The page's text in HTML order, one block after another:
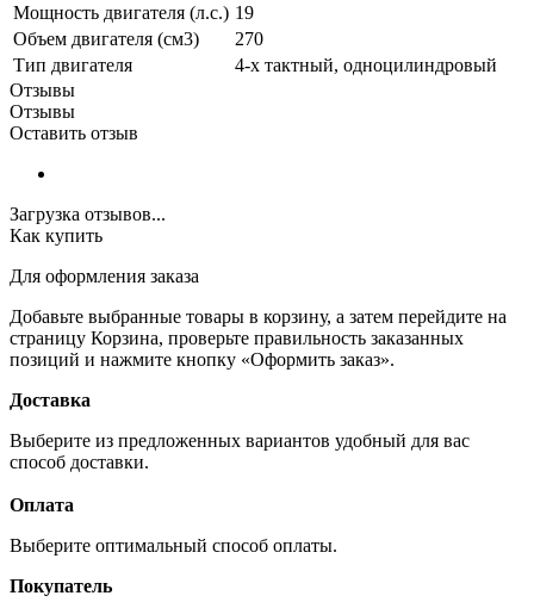
Мощность двигателя (л.с.) 19
Объем двигателя (см3)
270
Тип двигателя
4-х тактный, одноцилиндровый
Отзывы
Отзывы
Оставить отзыв
Загрузка отзывов...
Как купить
Для оформления заказа
Добавьте выбранные товары в корзину, а затем перейдите на
страницу Корзина, проверьте правильность заказанных
позиций и нажмите кнопку «Оформить заказ».
Доставка
Выберите из предложенных вариантов удобный для вас
способ доставки.
Оплата
Выберите оптимальный способ оплаты.
Покупатель